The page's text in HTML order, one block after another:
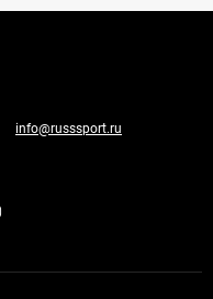
info@russsport.ru